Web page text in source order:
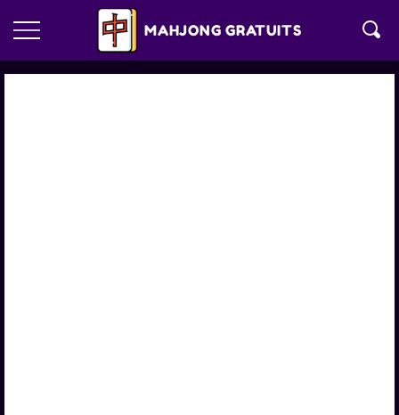
MAHJONG GRATUITS